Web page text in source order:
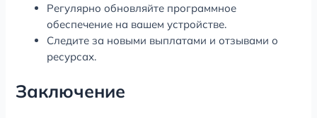
Регулярно обновляйте программное
обеспечение на вашем устройстве.
Следите за новыми выплатами и отзывами о
ресурсах.
Заключение